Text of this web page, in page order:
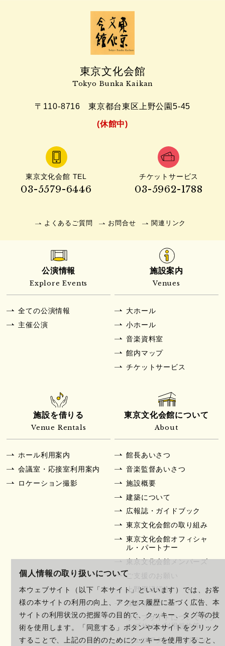
個人情報の取り扱いについて
本ウェブサイト（以下「本サイト」といいます）では、お客
様の本サイトの利用の向上、アクセス履歴に基づく広告、本
サイトの利用状況の把握等の目的で、クッキー、タグ等の技
術を使用します。「同意する」ボタンや本サイトをクリック
することで、上記の目的のためにクッキーを使用すること、
東京文化会館
Tokyo Bunka Kaikan
〒110-8716 東京都台東区上野公園5-45
(休館中)
東京文化会館 TEL
03-5579-6446
チケットサービス
03-5962-1788
よくあるご質問 お問合せ 関連リンク
公演情報
Explore Events
全ての公演情報
主催公演
施設案内
Venues
大ホール
小ホール
音楽資料室
館内マップ
チケットサービス
施設を借りる
Venue Rentals
ホール利用案内
会議室・応接室利用案内
ロケーション撮影
東京文化会館について
About
館長あいさつ
音楽監督あいさつ
施設概要
建築について
広報誌・ガイドブック
東京文化会館の取り組み
東京文化会館オフィシャ
ル・パートナー
東京文化会館メンバーズ
ご支援のお願い
上野周辺紹介
採用情報
ウェブサイトについて（ウ
ェブサイト利用規約等）
ウェブアクセシビリティ